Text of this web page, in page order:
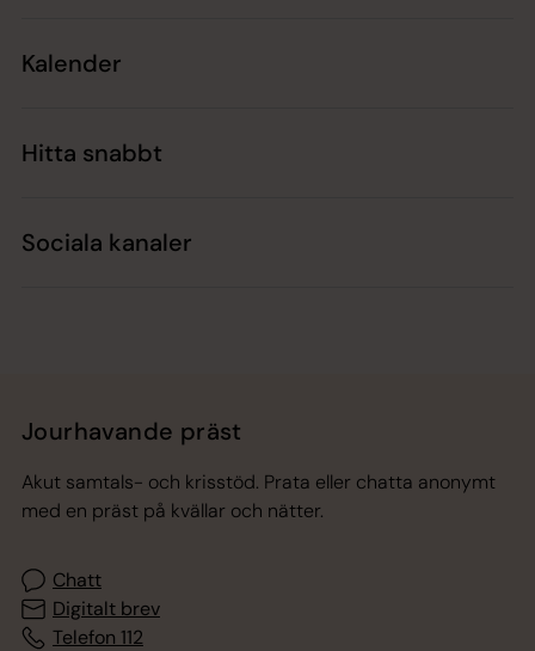
Kalender
Hitta snabbt
Sociala kanaler
Jourhavande präst
Akut samtals- och krisstöd. Prata eller chatta anonymt
med en präst på kvällar och nätter.
Chatt
Digitalt brev
Telefon 112